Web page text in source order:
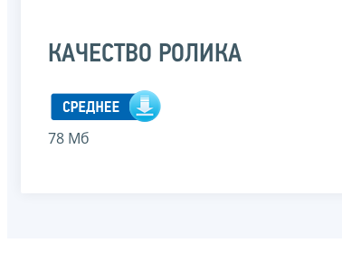
КАЧЕСТВО РОЛИКА
78 Мб